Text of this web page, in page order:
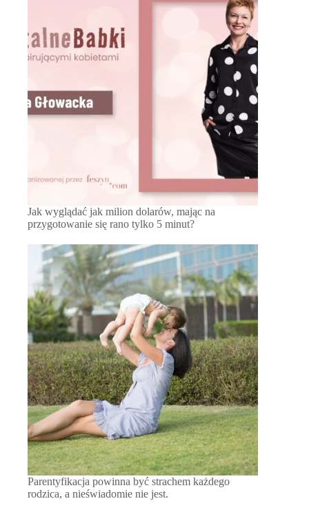
Jak wyglądać jak milion dolarów, mając na
przygotowanie się rano tylko 5 minut?
Parentyfikacja powinna być strachem każdego
rodzica, a nieświadomie nie jest.